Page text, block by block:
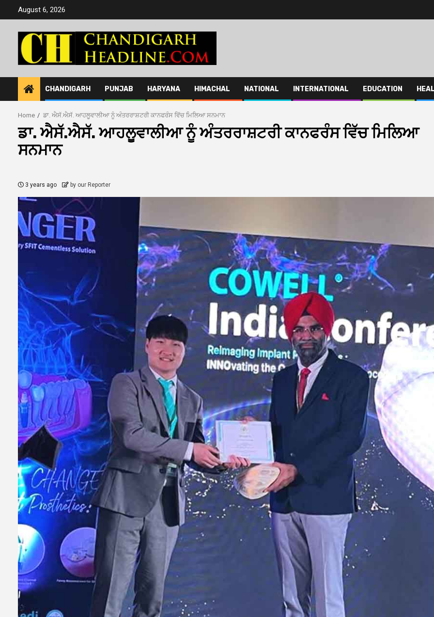
August 6, 2026
CHANDIGARH PUNJAB HARYANA HIMACHAL NATIONAL INTERNATIONAL EDUCATION
Home ਡਾ. ਐਸੱ.ਐਸੱ. ਆਹਲੂਵਾਲੀਆ ਨੂੰ ਅੰਤਰਰਾਸ਼ਟਰੀ ਕਾਨਫਰੰਸ ਵਿੱਚ ਮਿਲਿਆ ਸਨਮਾਨ
ਡਾ. ਐਸੱ.ਐਸੱ. ਆਹਲੂਵਾਲੀਆ ਨੂੰ ਅੰਤਰਰਾਸ਼ਟਰੀ ਕਾਨਫਰੰਸ ਵਿੱਚ ਮਿਲਿਆ
ਸਨਮਾਨ
3 years ago by our Reporter